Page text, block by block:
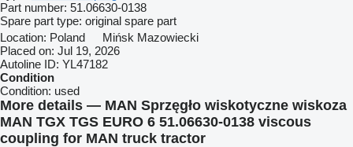
Part number: 51.06630-0138
Spare part type: original spare part
Location: Poland
Mińsk Mazowiecki
Placed on: Jul 19, 2026
Autoline ID: YL47182
Condition
Condition: used
More details — MAN Sprzęgło wiskotyczne wiskoza
MAN TGX TGS EURO 6 51.06630-0138 viscous
coupling for MAN truck tractor